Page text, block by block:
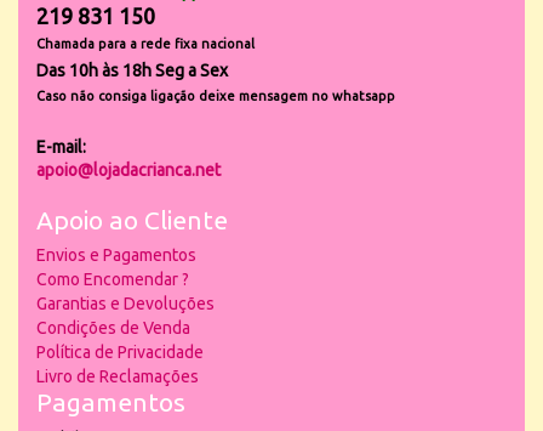
219 831 150
Chamada para a rede fixa nacional
Das 10h às 18h Seg a Sex
Caso não consiga ligação deixe mensagem no whatsapp
E-mail:
apoio@lojadacrianca.net
Apoio ao Cliente
Envios e Pagamentos
Como Encomendar ?
Garantias e Devoluções
Condições de Venda
Política de Privacidade
Livro de Reclamações
Pagamentos